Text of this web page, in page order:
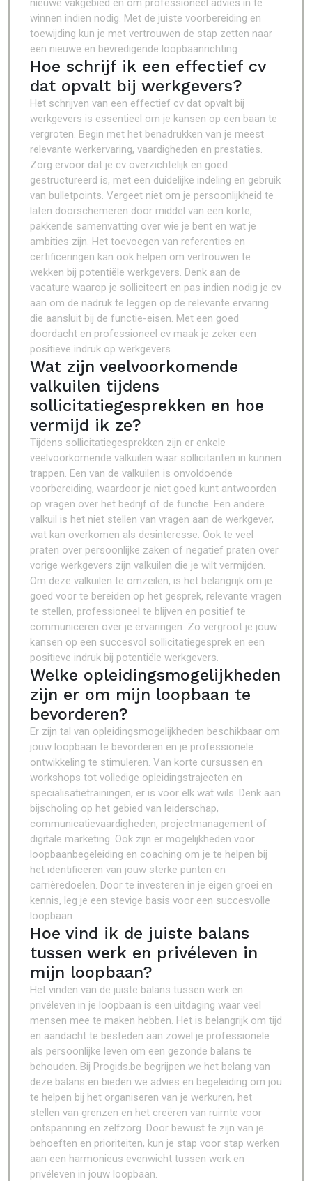
nieuwe vakgebied en om professioneel advies in te
winnen indien nodig. Met de juiste voorbereiding en
toewijding kun je met vertrouwen de stap zetten naar
een nieuwe en bevredigende loopbaanrichting.
Hoe schrijf ik een effectief cv
dat opvalt bij werkgevers?
Het schrijven van een effectief cv dat opvalt bij
werkgevers is essentieel om je kansen op een baan te
vergroten. Begin met het benadrukken van je meest
relevante werkervaring, vaardigheden en prestaties.
Zorg ervoor dat je cv overzichtelijk en goed
gestructureerd is, met een duidelijke indeling en gebruik
van bulletpoints. Vergeet niet om je persoonlijkheid te
laten doorschemeren door middel van een korte,
pakkende samenvatting over wie je bent en wat je
ambities zijn. Het toevoegen van referenties en
certificeringen kan ook helpen om vertrouwen te
wekken bij potentiële werkgevers. Denk aan de
vacature waarop je solliciteert en pas indien nodig je cv
aan om de nadruk te leggen op de relevante ervaring
die aansluit bij de functie-eisen. Met een goed
doordacht en professioneel cv maak je zeker een
positieve indruk op werkgevers.
Wat zijn veelvoorkomende
valkuilen tijdens
sollicitatiegesprekken en hoe
vermijd ik ze?
Tijdens sollicitatiegesprekken zijn er enkele
veelvoorkomende valkuilen waar sollicitanten in kunnen
trappen. Een van de valkuilen is onvoldoende
voorbereiding, waardoor je niet goed kunt antwoorden
op vragen over het bedrijf of de functie. Een andere
valkuil is het niet stellen van vragen aan de werkgever,
wat kan overkomen als desinteresse. Ook te veel
praten over persoonlijke zaken of negatief praten over
vorige werkgevers zijn valkuilen die je wilt vermijden.
Om deze valkuilen te omzeilen, is het belangrijk om je
goed voor te bereiden op het gesprek, relevante vragen
te stellen, professioneel te blijven en positief te
communiceren over je ervaringen. Zo vergroot je jouw
kansen op een succesvol sollicitatiegesprek en een
positieve indruk bij potentiële werkgevers.
Welke opleidingsmogelijkheden
zijn er om mijn loopbaan te
bevorderen?
Er zijn tal van opleidingsmogelijkheden beschikbaar om
jouw loopbaan te bevorderen en je professionele
ontwikkeling te stimuleren. Van korte cursussen en
workshops tot volledige opleidingstrajecten en
specialisatietrainingen, er is voor elk wat wils. Denk aan
bijscholing op het gebied van leiderschap,
communicatievaardigheden, projectmanagement of
digitale marketing. Ook zijn er mogelijkheden voor
loopbaanbegeleiding en coaching om je te helpen bij
het identificeren van jouw sterke punten en
carrièredoelen. Door te investeren in je eigen groei en
kennis, leg je een stevige basis voor een succesvolle
loopbaan.
Hoe vind ik de juiste balans
tussen werk en privéleven in
mijn loopbaan?
Het vinden van de juiste balans tussen werk en
privéleven in je loopbaan is een uitdaging waar veel
mensen mee te maken hebben. Het is belangrijk om tijd
en aandacht te besteden aan zowel je professionele
als persoonlijke leven om een gezonde balans te
behouden. Bij Progids.be begrijpen we het belang van
deze balans en bieden we advies en begeleiding om jou
te helpen bij het organiseren van je werkuren, het
stellen van grenzen en het creëren van ruimte voor
ontspanning en zelfzorg. Door bewust te zijn van je
behoeften en prioriteiten, kun je stap voor stap werken
aan een harmonieus evenwicht tussen werk en
privéleven in jouw loopbaan.